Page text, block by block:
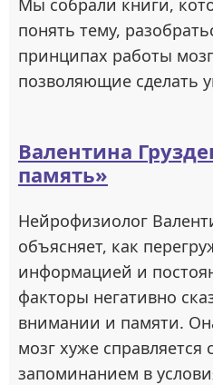
Мы собрали книги,
понять тему,
принципах работы
позволяющие сделать
Валентина
память»
Нейрофизиолог
объясняет, как
информацией и
факторы негативно
внимании и памяти.
мозг хуже справляется
запоминанием в